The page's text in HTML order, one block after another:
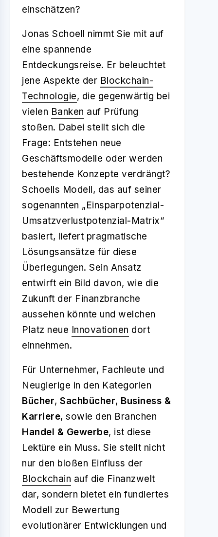
einschätzen?
Jonas Schoell nimmt Sie mit auf
eine spannende
Entdeckungsreise. Er beleuchtet
jene Aspekte der Blockchain-
Technologie, die gegenwärtig bei
vielen Banken auf Prüfung
stoßen. Dabei stellt sich die
Frage: Entstehen neue
Geschäftsmodelle oder werden
bestehende Konzepte verdrängt?
Schoells Modell, das auf seiner
sogenannten „Einsparpotenzial-
Umsatzverlustpotenzial-Matrix“
basiert, liefert pragmatische
Lösungsansätze für diese
Überlegungen. Sein Ansatz
entwirft ein Bild davon, wie die
Zukunft der Finanzbranche
aussehen könnte und welchen
Platz neue Innovationen dort
einnehmen.
Für Unternehmer, Fachleute und
Neugierige in den Kategorien
Bücher, Sachbücher, Business &
Karriere, sowie den Branchen
Handel & Gewerbe, ist diese
Lektüre ein Muss. Sie stellt nicht
nur den bloßen Einfluss der
Blockchain auf die Finanzwelt
dar, sondern bietet ein fundiertes
Modell zur Bewertung
evolutionärer Entwicklungen und